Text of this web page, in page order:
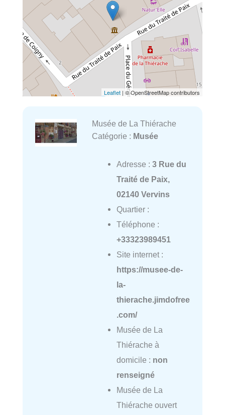
Leaflet | © OpenStreetMap contributors
Musée de La Thiérache
Catégorie : Musée
Adresse : 3 Rue du
Traité de Paix,
02140 Vervins
Quartier :
Téléphone :
+33323989451
Site internet :
https://musee-de-
la-
thierache.jimdofree
.com/
Musée de La
Thiérache à
domicile : non
renseigné
Musée de La
Thiérache ouvert